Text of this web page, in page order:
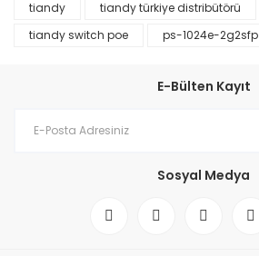
tiandy
tiandy türkiye distribütörü
tiandy switch poe
ps-1024e-2g2sfp
E-Bülten Kayıt
Sosyal Medya